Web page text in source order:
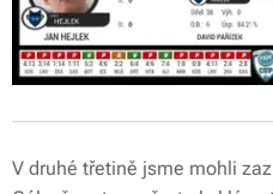
V druhé třetině jsme mohli